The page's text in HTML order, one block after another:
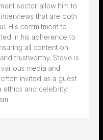
sector allow him to
that are both
His commitment to
in his adherence to
all content on
trustworthy. Steve is
media and
invited as a guest
ethics and celebrity